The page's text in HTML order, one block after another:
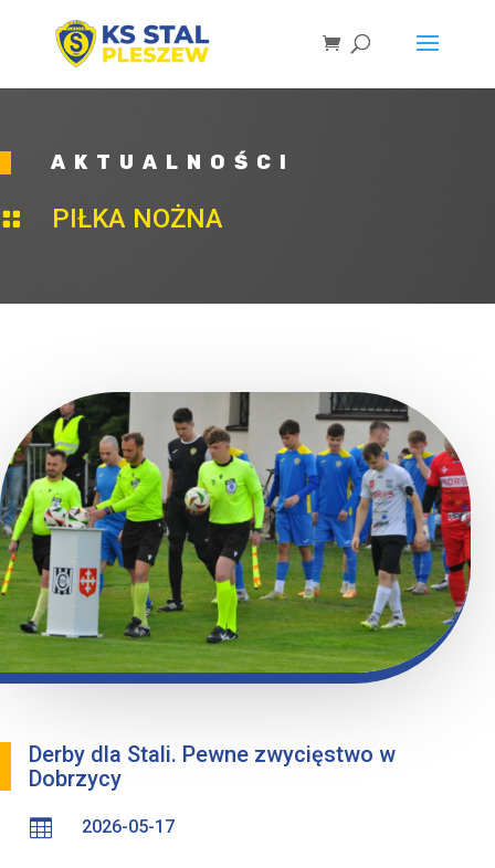
AKTUALNOŚCI
 PIŁKA NOŻNA
Derby dla Stali. Pewne zwycięstwo w
Dobrzycy
 2026-05-17